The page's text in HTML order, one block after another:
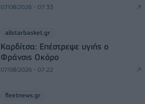
07/08/2026 - 07:33
allstarbasket.gr
Καρδίτσα: Επέστρεψε υγιής ο
Φράνσις Οκόρο
07/08/2026 - 07:22
fleetnews.gr